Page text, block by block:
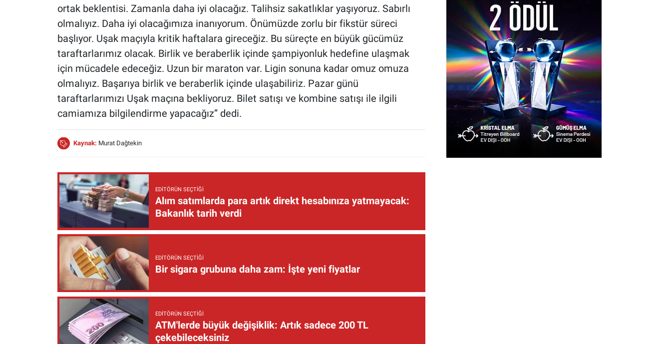
ortak beklentisi. Zamanla daha iyi olacağız. Talihsiz sakatlıklar yaşıyoruz. Sabırlı
olmalıyız. Daha iyi olacağımıza inanıyorum. Önümüzde zorlu bir fikstür süreci
başlıyor. Uşak maçıyla kritik haftalara gireceğiz. Bu süreçte en büyük gücümüz
taraftarlarımız olacak. Birlik ve beraberlik içinde şampiyonluk hedefine ulaşmak
için mücadele edeceğiz. Uzun bir maraton var. Ligin sonuna kadar omuz omuza
olmalıyız. Başarıya birlik ve beraberlik içinde ulaşabiliriz. Pazar günü
taraftarlarımızı Uşak maçına bekliyoruz. Bilet satışı ve kombine satışı ile ilgili
camiamıza bilgilendirme yapacağız” dedi.
Kaynak: Murat Dağtekin
EDITÖRÜN SEÇTIĞI
Alım satımlarda para artık direkt hesabınıza yatmayacak:
Bakanlık tarih verdi
EDITÖRÜN SEÇTIĞI
Bir sigara grubuna daha zam: İşte yeni fiyatlar
EDITÖRÜN SEÇTIĞI
ATM'lerde büyük değişiklik: Artık sadece 200 TL
çekebileceksiniz